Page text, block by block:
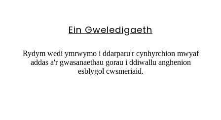
Ein Gweledigaeth
Rydym wedi ymrwymo i ddarparu'r cynhyrchion mwyaf
addas a'r gwasanaethau gorau i ddiwallu anghenion
esblygol cwsmeriaid.